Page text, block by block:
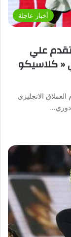
أخبار عاجلة
علي
كلاسيكو
الانجليزي
دوري…